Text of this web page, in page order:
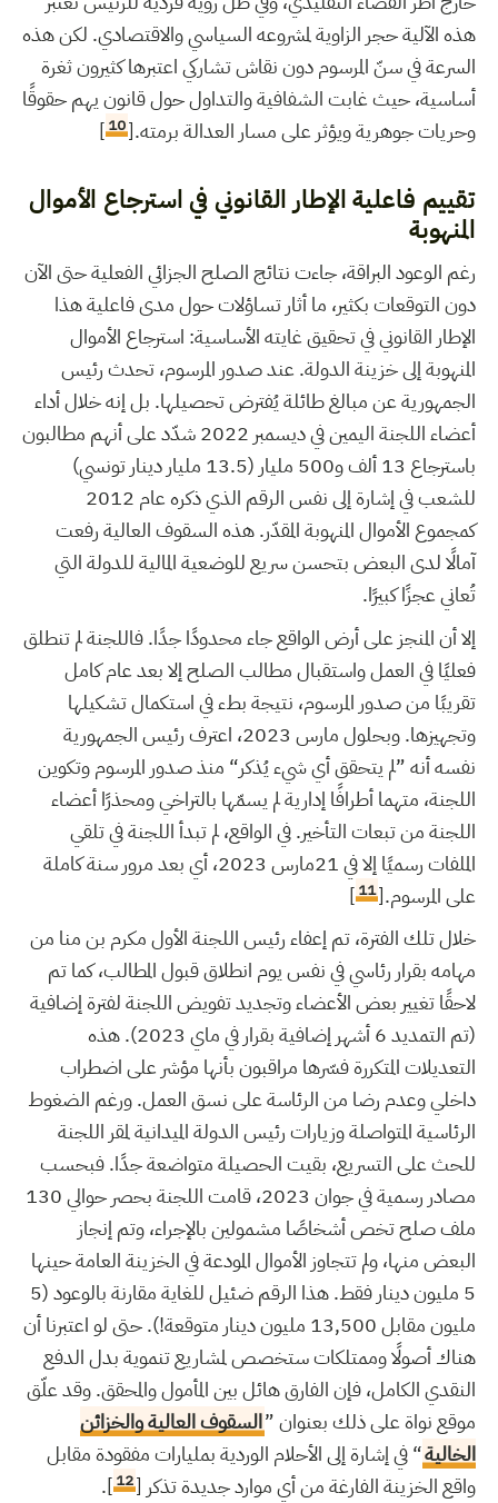
هذه الآلية حجر الزاوية لمشروعه السياسي والاقتصادي. لكن هذه
السرعة في سنّ المرسوم دون نقاش تشاركي اعتبرها كثيرونثغرة
أساسية، حيث غابت الشفافية والتداول حول قانون يهم حقوقًا
وحريات جوهرية ويؤثر على مسار العدالة برمته.[10
]
تقييم فاعلية الإطار القانوني في استرجاع الأموال
المنهوبة
رغم الوعود البراقة، جاءت نتائج الصلح الجزائي الفعلية حتى الآن
دون التوقعات بكثير، ما أثار تساؤلات حول مدى فاعلية هذا
الإطار القانوني في تحقيق غايته الأساسية: استرجاع الأموال
المنهوبة إلى خزينة الدولة. عند صدور المرسوم، تحدث رئيس
الجمهورية عن مبالغ طائلة يُفترض تحصيلها. بل إنه خلال أداء
أعضاء اللجنة اليمين في ديسمبر 2022 شدّد على أنهم مطالبون
باسترجاع 13 ألف و500 مليار (13.5 مليار دينار تونسي)
للشعب في إشارة إلى نفس الرقم الذي ذكره عام 2012
كمجموع الأموال المنهوبة المقدّر. هذه السقوف العالية رفعت
آمالًا لدى البعض بتحسن سريع للوضعية المالية للدولة التي
تُعاني عجزًا كبيرًا.
إلا أن المنجز على أرض الواقع جاء محدودًا جدًا. فاللجنة لم تنطلق
فعليًا في العمل واستقبال مطالب الصلح إلا بعد عام كامل
تقريبًا من صدور المرسوم، نتيجة بطء في استكمال تشكيلها
وتجهيزها. وبحلول مارس 2023، اعترف رئيس الجمهورية
نفسه أنه ”لم يتحقق أي شيء يُذكر“ منذ صدور المرسوم وتكوين
اللجنة، متهما أطرافًا إدارية لم يسمّها بالتراخي ومحذرًا أعضاء
اللجنة من تبعات التأخير. في الواقع، لم تبدأ اللجنة في تلقي
الملفات رسميًا إلا في 21مارس 2023، أي بعد مرور سنة كاملة
على المرسوم.[11
]
خلال تلك الفترة، تم إعفاء رئيس اللجنة الأول مكرم بن منا من
مهامه بقرار رئاسي في نفس يوم انطلاق قبول المطالب، كما تم
لاحقًا تغيير بعض الأعضاء وتجديد تفويض اللجنة لفترة إضافية
(تم التمديد 6 أشهر إضافية بقرار في ماي 2023). هذه
التعديلات المتكررة فسّرها مراقبون بأنها مؤشر على اضطراب
داخلي وعدم رضا من الرئاسة على نسق العمل. ورغم الضغوط
الرئاسية المتواصلة وزيارات رئيس الدولة الميدانية لمقر اللجنة
للحث على التسريع، بقيت الحصيلة متواضعة جدًا. فبحسب
مصادر رسمية في جوان 2023، قامت اللجنة بحصر حوالي 130
ملف صلح تخص أشخاصًا مشمولين بالإجراء، وتم إنجاز
البعض منها، ولم تتجاوز الأموال المودعة في الخزينة العامة حينها
5 مليون دينار فقط. هذا الرقم ضئيل للغاية مقارنة بالوعود (5
مليون مقابل 13,500 مليون دينار متوقعة!). حتى لو اعتبرنا أن
هناك أصولًا وممتلكات ستخصص لمشاريع تنموية بدل الدفع
النقدي الكامل، فإن الفارق هائل بين المأمول والمحقق. وقد علّق
موقع نواة على ذلك بعنوان ”السقوف العالية والخزائن
الخالية“ في إشارة إلى الأحلام الوردية بمليارات مفقودة مقابل
واقع الخزينة الفارغة من أي موارد جديدة تذكر [12
].